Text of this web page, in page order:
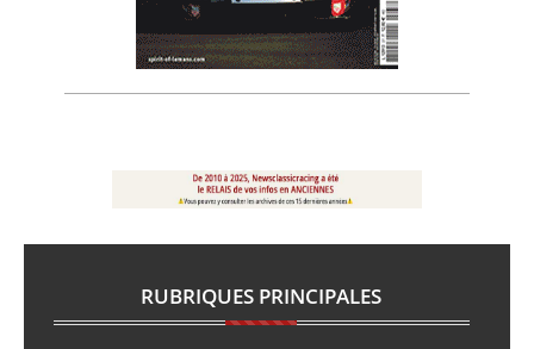
RUBRIQUES PRINCIPALES